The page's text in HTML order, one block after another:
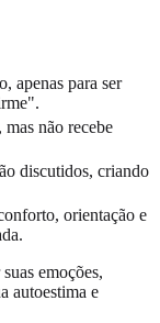
apenas para ser
não recebe
discutidos, criando
orientação e
emoções,
autoestima e